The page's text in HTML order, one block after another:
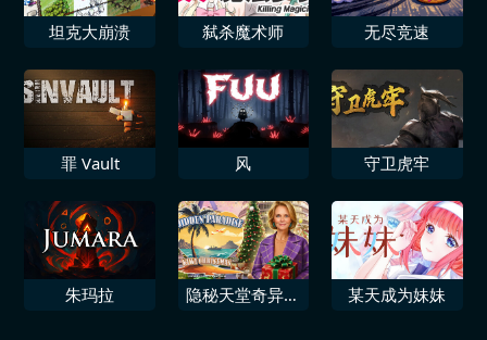
坦克大崩溃 弑杀魔术师 无尽竞速
罪 Vault 风 守卫虎牢
朱玛拉
隐秘天堂奇异果
某天成为妹妹